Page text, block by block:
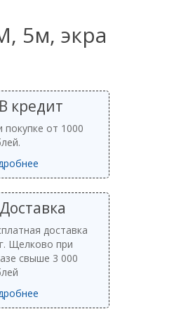
5м, экра
кредит
покупке от 1000
доставка
Щелково при
свыше 3 000